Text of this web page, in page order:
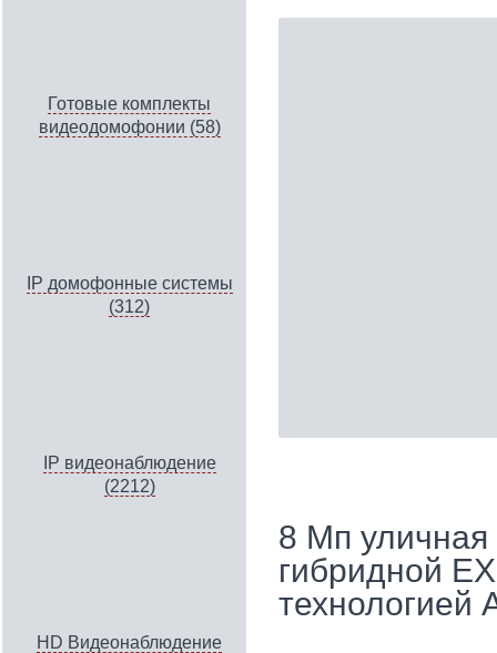
Готовые комплекты
видеодомофонии (58)
IP домофонные системы
(312)
IP видеонаблюдение
(2212)
HD Видеонаблюдение
8 Мп уличная
гибридной
технологией